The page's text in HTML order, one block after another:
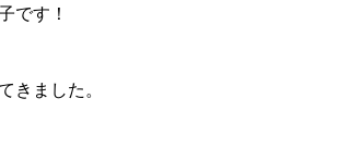
です！
きました。